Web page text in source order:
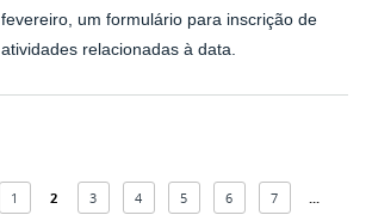
fevereiro, um formulário para inscrição de
atividades relacionadas à data.
1 2 3 4 5 6 7